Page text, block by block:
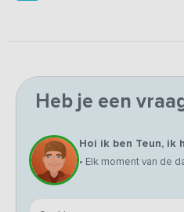
Heb je een
Hoi ik ben Teun, ik
• Elk moment van de